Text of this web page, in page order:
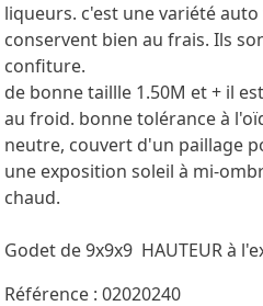
liqueurs. c'est une variété
conservent bien au frais. Ils
confiture.
de bonne taillle 1.50M et + il
au froid. bonne tolérance à
neutre, couvert d'un paillage
une exposition soleil à mi-
chaud.
Godet de 9x9x9 HAUTEUR à
Référence : 02020240